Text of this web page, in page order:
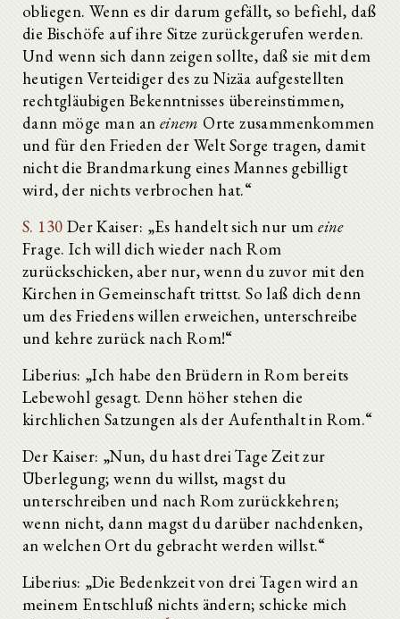
obliegen. Wenn es dir darum gefällt, so befiehl, daß
die Bischöfe auf ihre Sitze zurückgerufen werden.
Und wenn sich dann zeigen sollte, daß sie mit dem
heutigen Verteidiger des zu Nizäa aufgestellten
rechtgläubigen Bekenntnisses übereinstimmen,
dann möge man an einem Orte zusammenkommen
und für den Frieden der Welt Sorge tragen, damit
nicht die Brandmarkung eines Mannes gebilligt
wird, der nichts verbrochen hat.“
S. 130 Der Kaiser: „Es handelt sich nur umeine
Frage. Ich will dich wieder nach Rom
zurückschicken, aber nur, wenn du zuvor mit den
Kirchen in Gemeinschaft trittst. So laß dich denn
um des Friedens willen erweichen, unterschreibe
und kehre zurück nach Rom!“
Liberius: „Ich habe den Brüdern in Rom bereits
Lebewohl gesagt. Denn höher stehen die
kirchlichen Satzungen als der Aufenthalt in Rom.“
Der Kaiser: „Nun, du hast drei Tage Zeit zur
Überlegung; wenn du willst, magst du
unterschreiben und nach Rom zurückkehren;
wenn nicht, dann magst du darüber nachdenken,
an welchen Ort du gebracht werden willst.“
Liberius: „Die Bedenkzeit von drei Tagen wird an
meinem Entschluß nichts ändern; schicke mich